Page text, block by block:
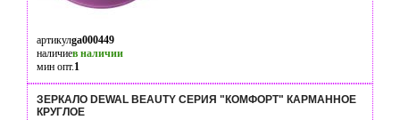
артикулga000449
наличиев наличии
мин опт.1
ЗЕРКАЛО DEWAL BEAUTY СЕРИЯ "КОМФОРТ" КАРМАННОЕ
КРУГЛОЕ